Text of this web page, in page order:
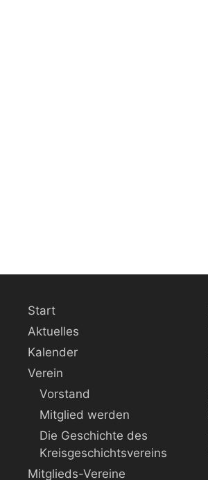
Start
Aktuelles
Kalender
Verein
Vorstand
Mitglied werden
Die Geschichte des
Kreisgeschichtsvereins
Mitglieds-Vereine